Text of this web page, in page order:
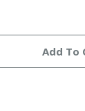
Add To